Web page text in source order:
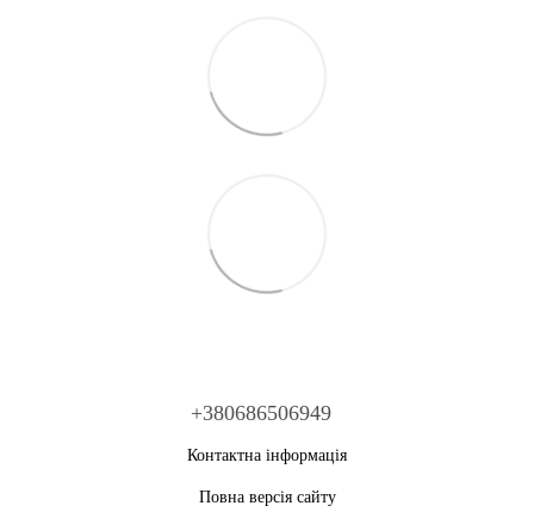
+380686506949
Контактна інформація
Повна версія сайту